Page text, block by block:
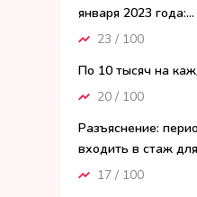
января 2023 года:...
23 / 100
По 10 тысяч на
20 / 100
Разъяснение:
входить в стаж
17 / 100